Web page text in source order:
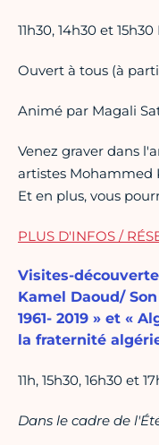
11h30, 14h30 et
Ouvert à tous (à
Animé par Magali
Venez graver dans
artistes Mohammed
Et en plus, vous
PLUS D'INFOS /
Visites-
Kamel Daoud/
1961- 2019 » et «
la fraternité
11h, 15h30, 16h30 et
Dans le cadre de